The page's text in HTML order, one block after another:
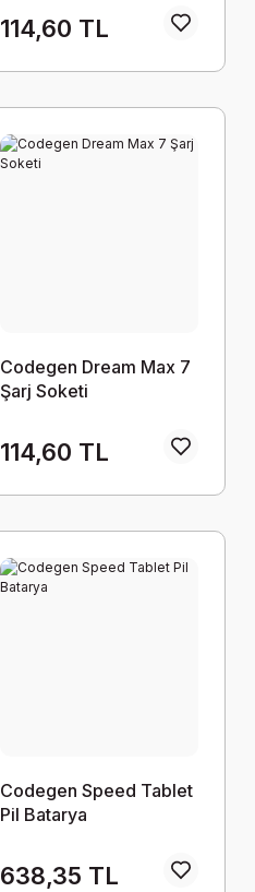
114,60 TL
Codegen Dream Max 7
Şarj Soketi
114,60 TL
Codegen Speed Tablet
Pil Batarya
638,35 TL